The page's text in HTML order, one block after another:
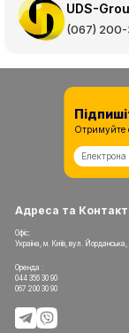
UDS-
(067)
Адреса та
Офіс:
Україна, м. Київ, вул. Йорданська,
Оренда :
044 356 30 90
067 200 30 90
Отримуйте